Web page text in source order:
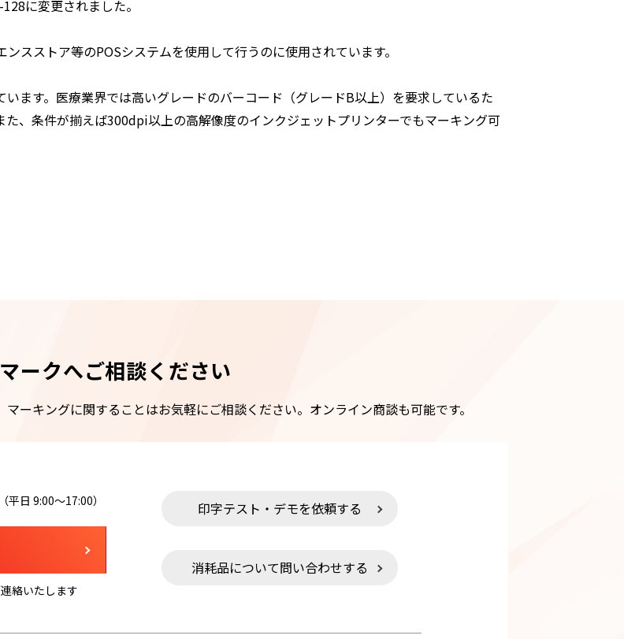
に変更されました。
スストア等のPOSシステムを使用して行うのに使用されています。
ます。医療業界では高いグレードのバーコード（グレードB以上）を要求しているた
、条件が揃えば300dpi以上の高解像度のインクジェットプリンターでもマーキング可
ークへご相談ください
ーキングに関することはお気軽にご相談ください。オンライン商談も可能です。
（平日 9:00～17:00）
絡いたします
印字テスト・デモを依頼する
消耗品について問い合わせする